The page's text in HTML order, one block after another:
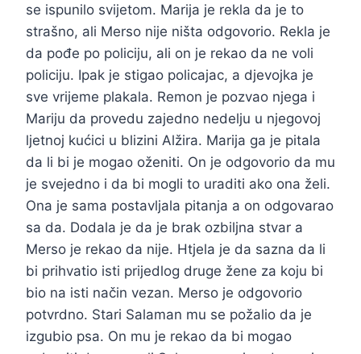
se ispunilo svijetom. Marija je rekla da je to
strašno, ali Merso nije ništa odgovorio. Rekla je
da pođe po policiju, ali on je rekao da ne voli
policiju. Ipak je stigao policajac, a djevojka je
sve vrijeme plakala. Remon je pozvao njega i
Mariju da provedu zajedno nedelju u njegovoj
ljetnoj kućici u blizini Alžira. Marija ga je pitala
da li bi je mogao oženiti. On je odgovorio da mu
je svejedno i da bi mogli to uraditi ako ona želi.
Ona je sama postavljala pitanja a on odgovarao
sa da. Dodala je da je brak ozbiljna stvar a
Merso je rekao da nije. Htjela je da sazna da li
bi prihvatio isti prijedlog druge žene za koju bi
bio na isti način vezan. Merso je odgovorio
potvrdno. Stari Salaman mu se požalio da je
izgubio psa. On mu je rekao da bi mogao